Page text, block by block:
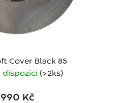
Cover Black 85
dispozici (>2 ks)
990 Kč